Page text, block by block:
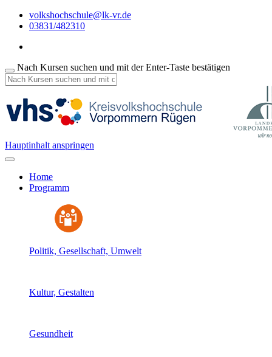
volkshochschule@lk-vr.de
03831/482310
Nach Kursen suchen und mit der Enter-Taste bestätigen
Hauptinhalt anspringen
Home
Programm
Politik, Gesellschaft, Umwelt
Kultur, Gestalten
Gesundheit